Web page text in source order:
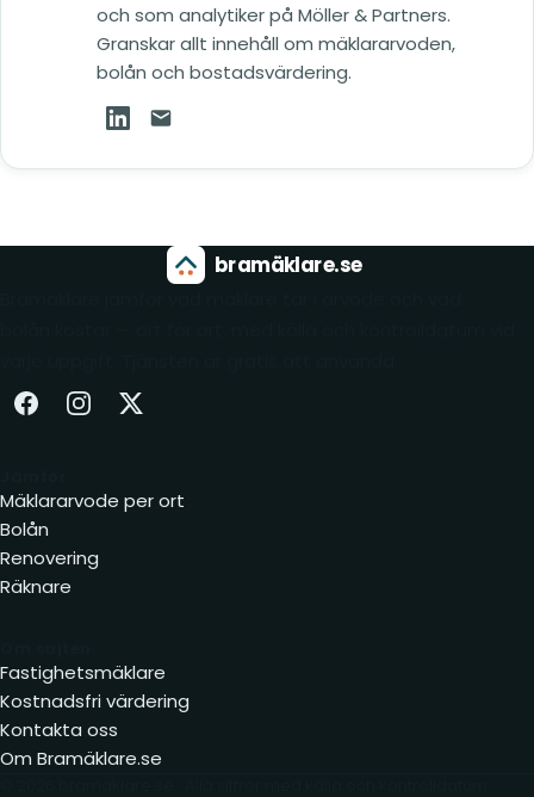
och som analytiker på Möller & Partners.
Granskar allt innehåll om mäklararvoden,
bolån och bostadsvärdering.
William Broberg Piller på LinkedIn (öppnas i
Mejla William Broberg Piller
bramäklare.se
Facebook (öppnas i ny flik)
Instagram (öppnas i ny flik)
X (öppnas i ny flik)
Mäklararvode per ort
Bolån
Renovering
Räknare
Fastighetsmäklare
Kostnadsfri värdering
Kontakta oss
Om Bramäklare.se